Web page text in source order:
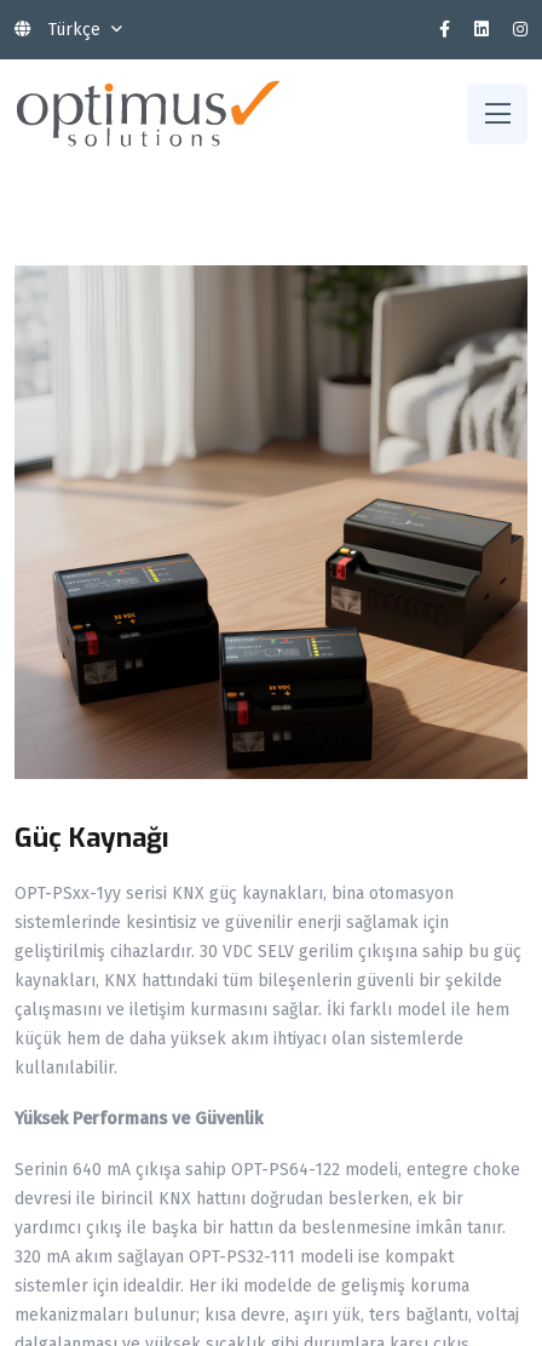
Türkçe
Güç Kaynağı
OPT-PSxx-1yy serisi KNX güç kaynakları, bina otomasyon
sistemlerinde kesintisiz ve güvenilir enerji sağlamak için
geliştirilmiş cihazlardır. 30 VDC SELV gerilim çıkışına sahip bu güç
kaynakları, KNX hattındaki tüm bileşenlerin güvenli bir şekilde
çalışmasını ve iletişim kurmasını sağlar. İki farklı model ile hem
küçük hem de daha yüksek akım ihtiyacı olan sistemlerde
kullanılabilir.
Yüksek Performans ve Güvenlik
Serinin 640 mA çıkışa sahip OPT-PS64-122 modeli, entegre choke
devresi ile birincil KNX hattını doğrudan beslerken, ek bir
yardımcı çıkış ile başka bir hattın da beslenmesine imkân tanır.
320 mA akım sağlayan OPT-PS32-111 modeli ise kompakt
sistemler için idealdir. Her iki modelde de gelişmiş koruma
mekanizmaları bulunur; kısa devre, aşırı yük, ters bağlantı, voltaj